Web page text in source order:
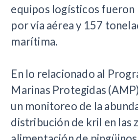
equipos logísticos fueron
por vía aérea y 157
marítima.
En lo relacionado al
Marinas Protegidas
un monitoreo de la
distribución de kril en las